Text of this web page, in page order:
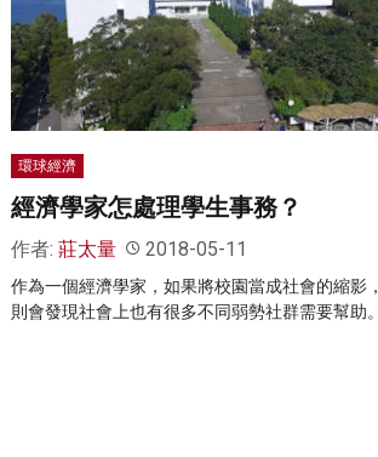
環球經濟
經濟學家怎處理學生事務？
作者: 莊太量 2018-05-11
作為一個經濟學家，如果將校園當成社會的縮影，
則會發現社會上也有很多不同弱勢社群需要幫助。